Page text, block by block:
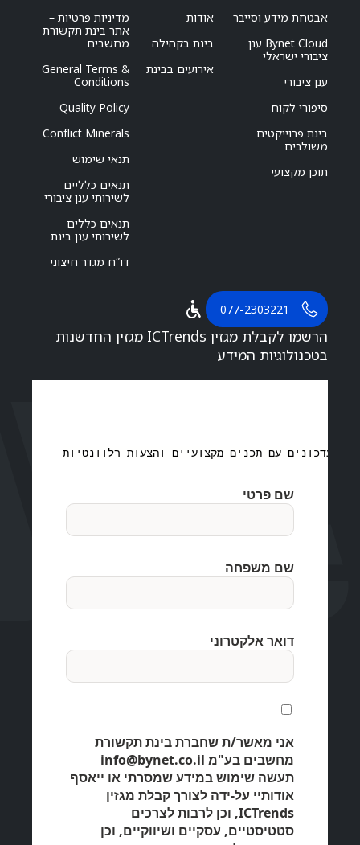
אבטחת מידע וסייבר
Bynet Cloud ענן
ציבורי ישראלי
ענן ציבורי
סיפורי לקוח
בינת פרוייקטים
משולבים
תוכן מקצועי
אודות
בינת בקהילה
אירועים בבינת
מדיניות פרטיות –
אתר בינת תקשורת
מחשבים
General Terms &
Conditions
Quality Policy
Conflict Minerals
תנאי שימוש
תנאים כלליים
לשירותי ענן ציבורי
תנאים כללים
לשירותי ענן בינת
דו”ח מגדר חיצוני
077-2303221
הרשמו לקבלת מגזין ICTrends מגזין החדשנות
בטכנולוגיות המידע